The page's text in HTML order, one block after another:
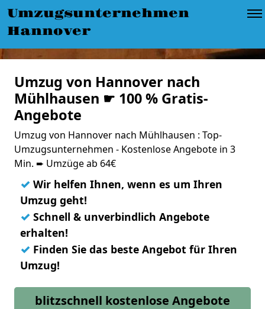
Umzugsunternehmen
Hannover
Umzug von Hannover nach
Mühlhausen ☛ 100 % Gratis-
Angebote
Umzug von Hannover nach Mühlhausen : Top-
Umzugsunternehmen - Kostenlose Angebote in 3
Min. ➨ Umzüge ab 64€
✓ Wir helfen Ihnen, wenn es um Ihren
Umzug geht!
✓ Schnell & unverbindlich Angebote
erhalten!
✓ Finden Sie das beste Angebot für Ihren
Umzug!
blitzschnell kostenlose Angebote